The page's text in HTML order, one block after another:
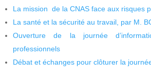
La mission de la CNAS face aux risques
La santé et la sécurité au travail, par M.
Ouverture de la journée
professionnels
Débat et échanges pour clôturer la